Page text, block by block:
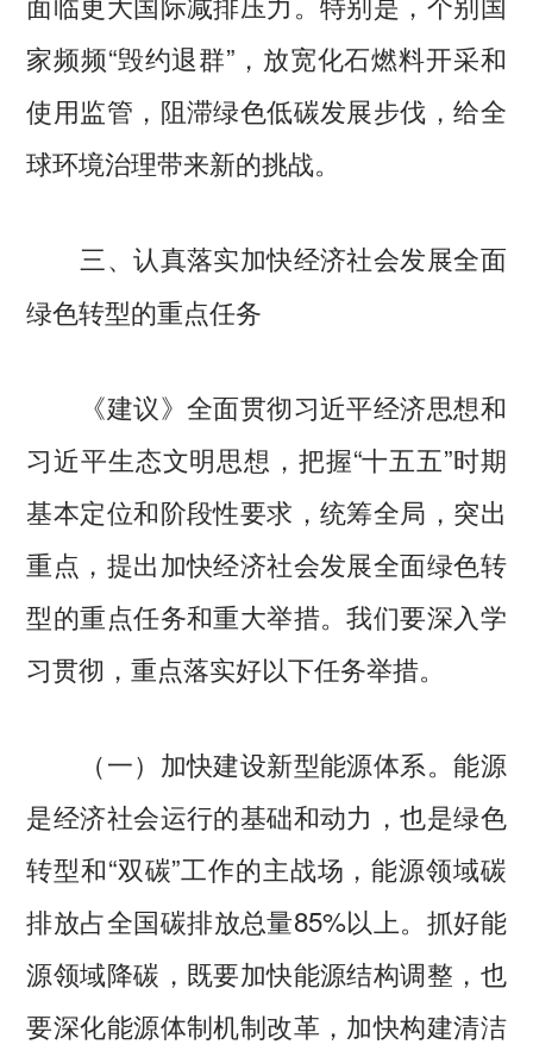
家频频“毁约退群”，放宽化石燃料开采和
使用监管，阻滞绿色低碳发展步伐，给全
球环境治理带来新的挑战。
三、认真落实加快经济社会发展全面
绿色转型的重点任务
《建议》全面贯彻习近平经济思想和
习近平生态文明思想，把握“十五五”时期
基本定位和阶段性要求，统筹全局，突出
重点，提出加快经济社会发展全面绿色转
型的重点任务和重大举措。我们要深入学
习贯彻，重点落实好以下任务举措。
（一）加快建设新型能源体系。能源
是经济社会运行的基础和动力，也是绿色
转型和“双碳”工作的主战场，能源领域碳
排放占全国碳排放总量85%以上。抓好能
源领域降碳，既要加快能源结构调整，也
要深化能源体制机制改革，加快构建清洁